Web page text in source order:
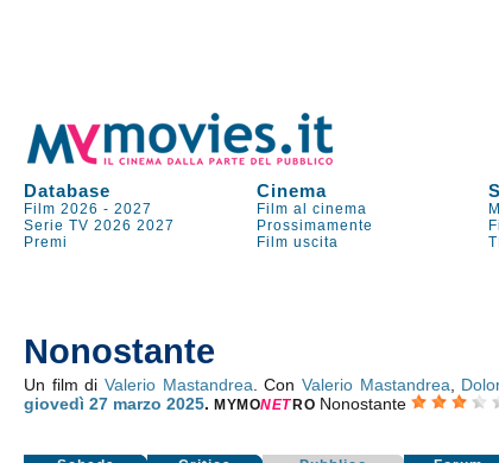
Database Cinema
Film 2026 -2027 Film al cinema
Serie TV 2026 2027 Prossimamente
Premi
Film uscita
Nonostante
Un film diValerio Mastandrea . Con Valerio Mastandrea
giovedì 27 marzo 2025.MYMONET RO Nonostante